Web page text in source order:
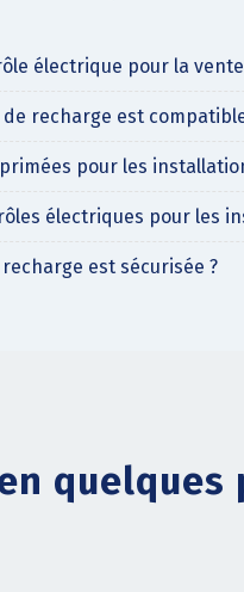
électrique pour la
de recharge est
pour les
électriques pour les
est sécurisée ?
quelques